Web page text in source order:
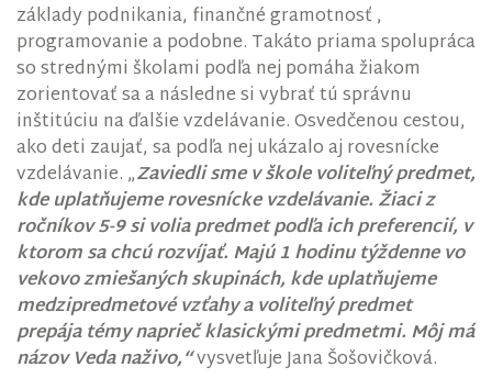
základy podnikania, finančné gramotnosť ,
programovanie a podobne. Takáto priama spolupráca
so strednými školami podľa nej pomáha žiakom
zorientovať sa a následne si vybrať tú správnu
inštitúciu na ďalšie vzdelávanie. Osvedčenou cestou,
ako deti zaujať, sa podľa nej ukázalo aj rovesnícke
vzdelávanie. „Zaviedli sme v škole voliteľný predmet,
kde uplatňujeme rovesnícke vzdelávanie. Žiaci z
ročníkov 5-9 si volia predmet podľa ich preferencií, v
ktorom sa chcú rozvíjať. Majú 1 hodinu týždenne vo
vekovo zmiešaných skupinách, kde uplatňujeme
medzipredmetové vzťahy a voliteľný predmet
prepája témy naprieč klasickými predmetmi. Môj má
názov Veda naživo,“vysvetľuje Jana Šošovičková.